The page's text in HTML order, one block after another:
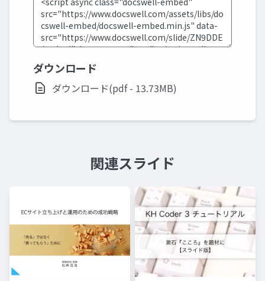
ダウンロード
ダウンロード(pdf - 13.73MB)
関連スライド